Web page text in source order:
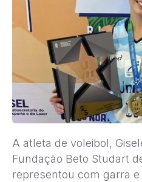
A atleta de voleibol,
Fundação Beto Studart
representou com garra